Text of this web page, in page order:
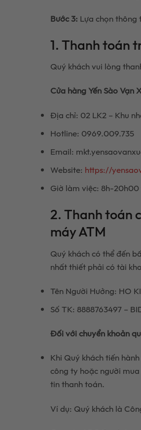
Bước 3: Lựa chọn thông
1. Thanh toán
Quý khách vui lòng
Cửa hàng Yến Sào Vạn
Địa chỉ: 02 LK2 – Khu
Hotline: 0969.009.735
Email:
Website: https://
Giờ làm việc: 8h-20h00
2. Thanh toán
máy ATM
Quý khách có thể đến
nhất thiết phải có tài
Tên Người Hưởng: HO
Số TK: 8888763497 –
Đối với chuyển khoản
Khi Quý khách tiến
công ty hoặc người
tin thanh toán.
Ví dụ: Quý khách là